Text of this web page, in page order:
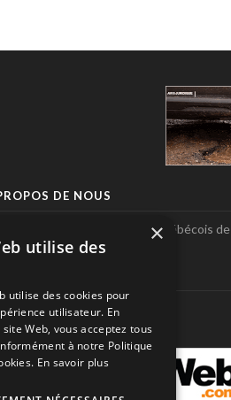
DE NOUS
Position, le seul magazine québécois
NOUS
×
utilise des
utilise des cookies pour
utilisateur. En
Web, vous acceptez tous
à notre Politique
En savoir plus